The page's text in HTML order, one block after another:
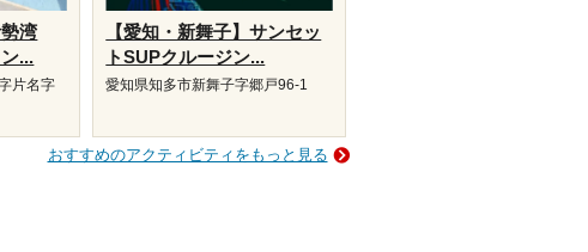
湾
...
片名字
【愛知・新舞子】サンセッ
トSUPクルージン...
愛知県知多市新舞子字郷戸96-1
おすすめのアクティビティをもっと見る